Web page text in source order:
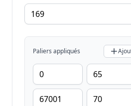
Paliers appliqués